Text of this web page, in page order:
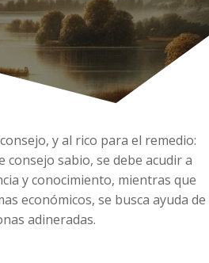
y al rico para el remedio:
consejo sabio, se debe acudir a
y conocimiento, mientras que
económicos, se busca ayuda de
adineradas.